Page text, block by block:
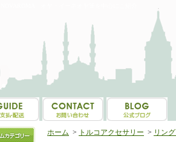
ホーム > トルコアクセサリー > リン